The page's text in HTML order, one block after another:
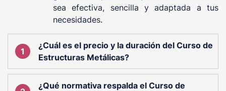
sea efectiva, sencilla y adaptada a tus
necesidades.
¿Cuál es el precio y la duración del Curso de
Estructuras Metálicas?
¿Qué normativa respalda el Curso de